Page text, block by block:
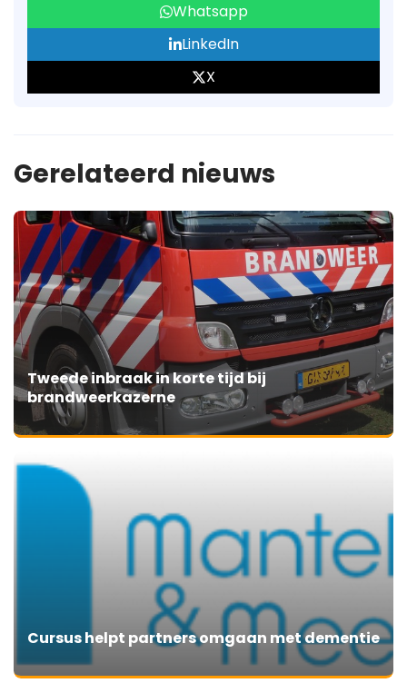
Whatsapp
LinkedIn
X
Gerelateerd nieuws
Tweede inbraak in korte tijd bij
brandweerkazerne
Cursus helpt partners omgaan met dementie